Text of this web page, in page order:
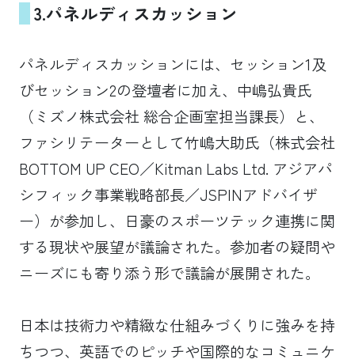
3.パネルディスカッション
パネルディスカッションには、セッション1及
びセッション2の登壇者に加え、中嶋弘貴氏
（ミズノ株式会社 総合企画室担当課長）と、
ファシリテーターとして竹嶋大助氏（株式会社
BOTTOM UP CEO／Kitman Labs Ltd. アジアパ
シフィック事業戦略部長／JSPINアドバイザ
ー）が参加し、日豪のスポーツテック連携に関
する現状や展望が議論された。参加者の疑問や
ニーズにも寄り添う形で議論が展開された。
日本は技術力や精緻な仕組みづくりに強みを持
ちつつ、英語でのピッチや国際的なコミュニケ